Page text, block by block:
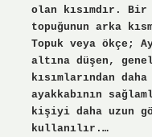
olan kısımdır. Bir
topuğunun arka
Topuk veya ökçe;
altına düşen,
kısımlarından
ayakkabının
kişiyi daha uzun
kullanılır.…